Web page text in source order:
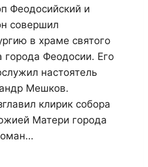
Феодосийский и
совершил
в храме святого
города Феодосии. Его
настоятель
Мешков.
клирик собора
Матери города